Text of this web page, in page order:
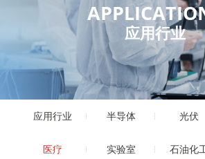
应用行业
应用行业 半导体 光伏
医疗 实验室 石油化